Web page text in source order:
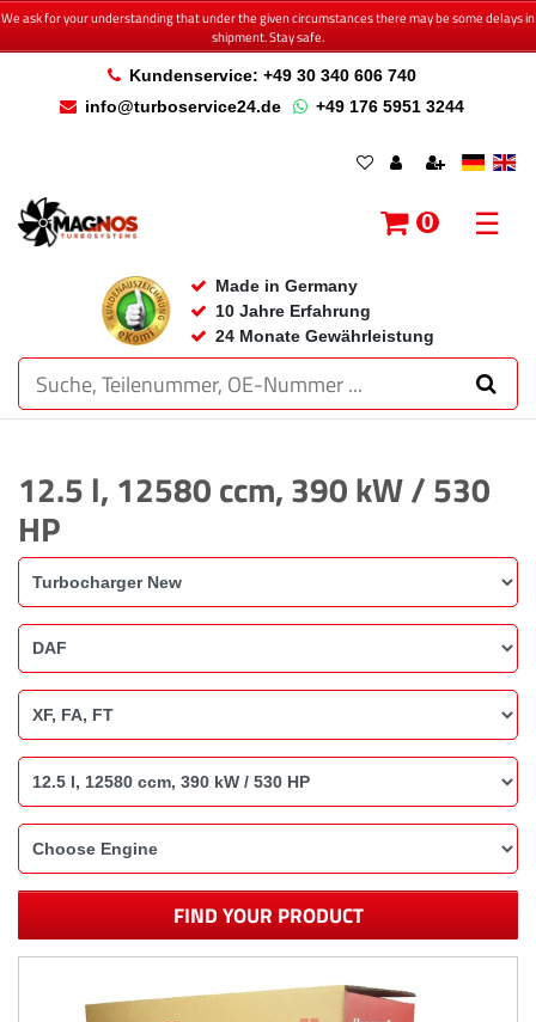
We ask for your understanding that under the given circumstances there may be some delays in
shipment. Stay safe.
Kundenservice: +49 30 340 606 740
info@turboservice24.de
+49 176 5951 3244
Made in Germany
10 Jahre Erfahrung
24 Monate Gewährleistung
0 ☰
12.5 l, 12580 ccm, 390 kW / 530
HP
FIND YOUR PRODUCT